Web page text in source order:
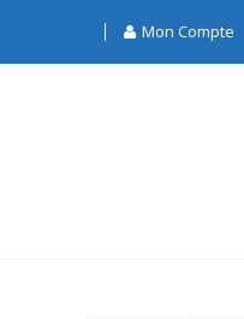
Mon Compte